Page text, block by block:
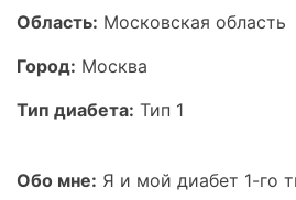
Область: Московская область
Город: Москва
Тип диабета: Тип 1
Обо мне: Я и мой диабет 1-го